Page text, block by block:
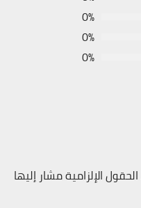
0%
0%
0%
الحقول الإلزامية مشار إليها